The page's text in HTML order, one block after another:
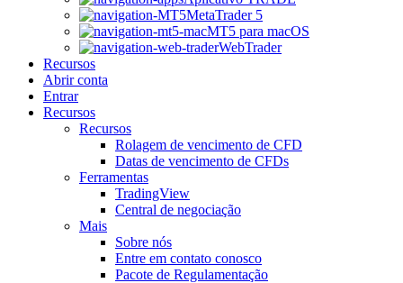
MetaTrader 5
MT5 para macOS
WebTrader
Recursos
Abrir conta
Entrar
Recursos
Recursos
Rolagem de vencimento de CFD
Datas de vencimento de CFDs
Ferramentas
TradingView
Central de negociação
Mais
Sobre nós
Entre em contato conosco
Pacote de Regulamentação